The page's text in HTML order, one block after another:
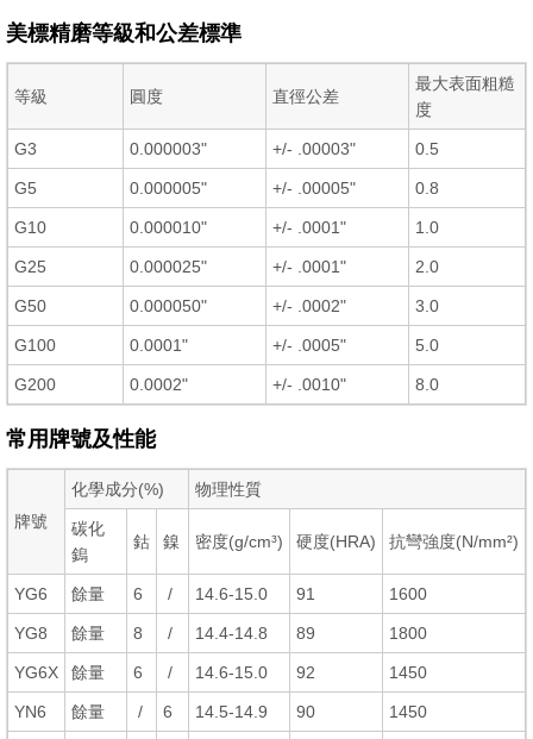
美標精磨等級和公差標準
等級 圓度 直徑公差
最大表面粗糙
度
G3 0.000003" +/- .00003" 0.5
G5 0.000005" +/- .00005" 0.8
G10 0.000010" +/- .0001" 1.0
G25 0.000025" +/- .0001" 2.0
G50 0.000050" +/- .0002" 3.0
G100 0.0001" +/- .0005" 5.0
G200 0.0002" +/- .0010" 8.0
常用牌號及性能
牌號
化學成分(%) 物理性質
碳化
鎢
鈷 鎳 密度(g/cm³) 硬度(HRA) 抗彎強度(N/mm²)
YG6 餘量 6 / 14.6-15.0 91 1600
YG8 餘量 8 / 14.4-14.8 89 1800
YG6X 餘量 6 / 14.6-15.0 92 1450
YN6 餘量 / 6 14.5-14.9 90 1450